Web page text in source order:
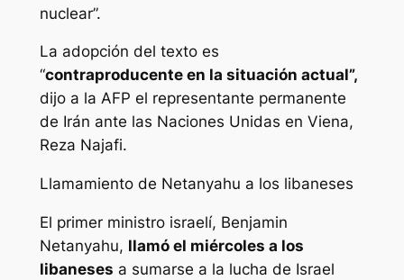
nuclear”.
La adopción del texto es
“contraproducente en la situación actual”,
dijo a la AFP el representante permanente
de Irán ante las Naciones Unidas en Viena,
Reza Najafi.
Llamamiento de Netanyahu a los libaneses
El primer ministro israelí, Benjamin
Netanyahu, llamó el miércoles a los
libaneses a sumarse a la lucha de Israel